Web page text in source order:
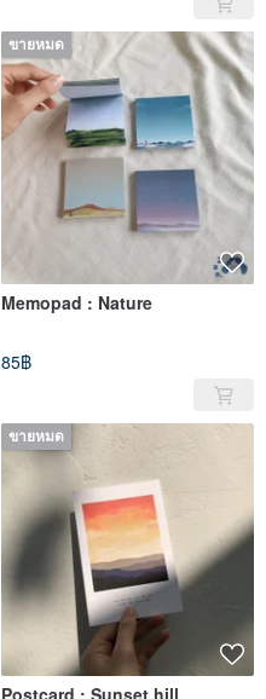
ขายหมด
Memopad : Nature
85฿
ขายหมด